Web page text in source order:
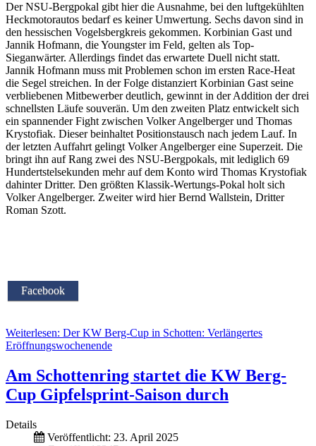
Der NSU-Bergpokal gibt hier die Ausnahme, bei den luftgekühlten
Heckmotorautos bedarf es keiner Umwertung. Sechs davon sind in
den hessischen Vogelsbergkreis gekommen. Korbinian Gast und
Jannik Hofmann, die Youngster im Feld, gelten als Top-
Sieganwärter. Allerdings findet das erwartete Duell nicht statt.
Jannik Hofmann muss mit Problemen schon im ersten Race-Heat
die Segel streichen. In der Folge distanziert Korbinian Gast seine
verbliebenen Mitbewerber deutlich, gewinnt in der Addition der drei
schnellsten Läufe souverän. Um den zweiten Platz entwickelt sich
ein spannender Fight zwischen Volker Angelberger und Thomas
Krystofiak. Dieser beinhaltet Positionstausch nach jedem Lauf. In
der letzten Auffahrt gelingt Volker Angelberger eine Superzeit. Die
bringt ihn auf Rang zwei des NSU-Bergpokals, mit lediglich 69
Hundertstelsekunden mehr auf dem Konto wird Thomas Krystofiak
dahinter Dritter. Den größten Klassik-Wertungs-Pokal holt sich
Volker Angelberger. Zweiter wird hier Bernd Wallstein, Dritter
Roman Szott.
Facebook
Weiterlesen: Der KW Berg-Cup in Schotten: Verlängertes
Eröffnungswochenende
Am Schottenring startet die KW Berg-
Cup Gipfelsprint-Saison durch
Details
Veröffentlicht: 23. April 2025